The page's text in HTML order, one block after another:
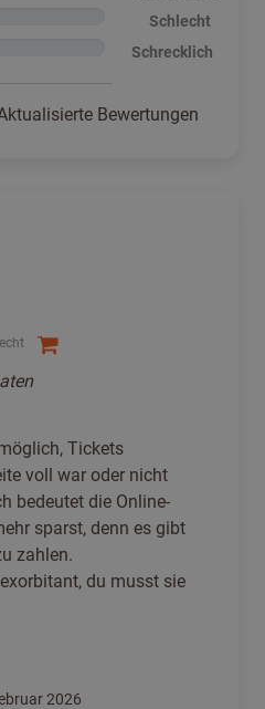
Schlecht
Schrecklich
Bewertungen
Tickets
voll war oder nicht
bedeutet die Online-
sparst, denn es gibt
zahlen.
du musst sie
2026